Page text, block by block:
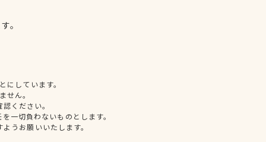
。
しています。
せん。
ください。
一切負わないものとします。
うお願いいたします。